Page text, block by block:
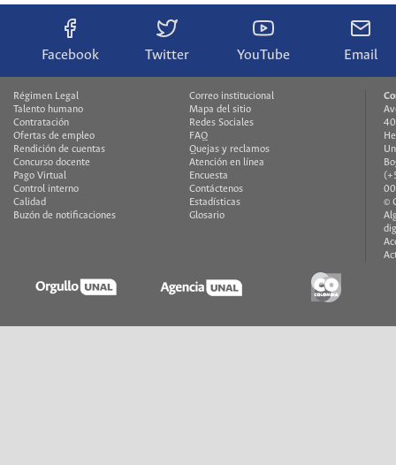
Facebook Twitter YouTube Email
Régimen Legal
Talento humano
Contratación
Ofertas de empleo
Rendición de cuentas
Concurso docente
Pago Virtual
Control interno
Calidad
Buzón de notificaciones
Correo institucional
Mapa del sitio
Redes Sociales
FAQ
Quejas y reclamos
Atención en línea
Encuesta
Contáctenos
Estadísticas
Glosario
©